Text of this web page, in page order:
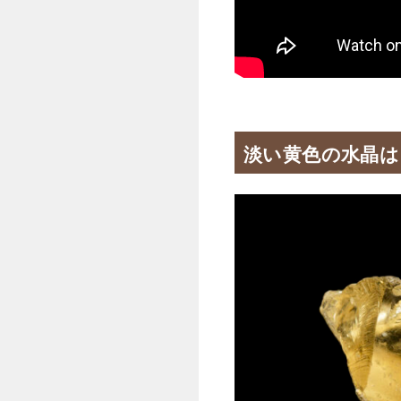
淡い黄色の水晶